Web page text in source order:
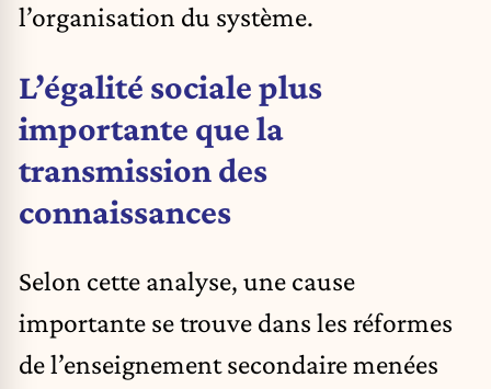
l’organisation du système.
L’égalité sociale plus
importante que la
transmission des
connaissances
Selon cette analyse, une cause
importante se trouve dans les réformes
de l’enseignement secondaire menées